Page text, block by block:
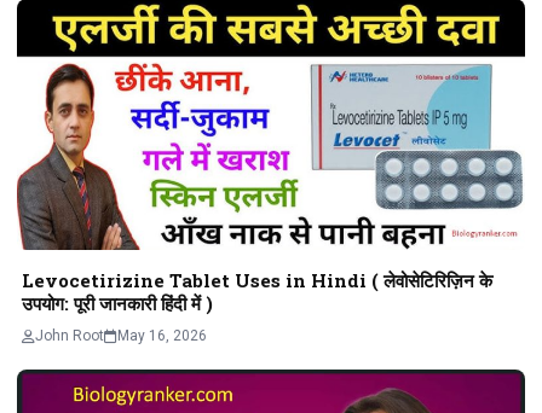
Levocetirizine Tablet Uses in Hindi ( लेवोसेटिरिज़िन के
उपयोग: पूरी जानकारी हिंदी में )
John Root May 16, 2026